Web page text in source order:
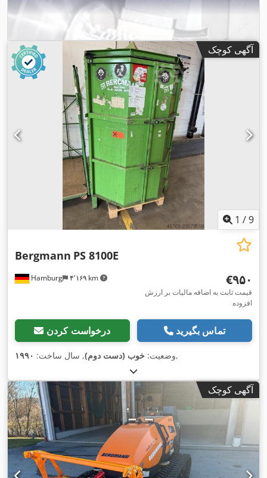
آگهی کوچک
1 /9
Hamburg ۴٬۱۶۹ km
Bergmann PS 8100E
‎€۹۵۰
قیمت ثابت به اضافه مالیات بر ارزش
افزوده
درخواست کردن تماس بگیرید
وضعیت: خوب (دست دوم), سال ساخت: ۱۹۹۰ ,
آگهی کوچک